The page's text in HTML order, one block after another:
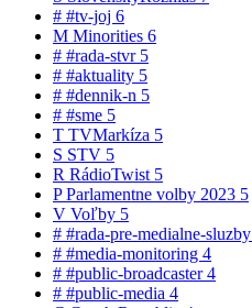
# #tv-joj 6
M Minorities 6
# #rada-stvr 5
# #aktuality 5
# #dennik-n 5
# #sme 5
T TVMarkíza 5
S STV 5
R RádioTwist 5
PParlamentne volby 2023 5
V Voľby 5
# #rada-pre-medialne-sluzby
# #media-monitoring 4
# #public-broadcaster4
# #public-media 4